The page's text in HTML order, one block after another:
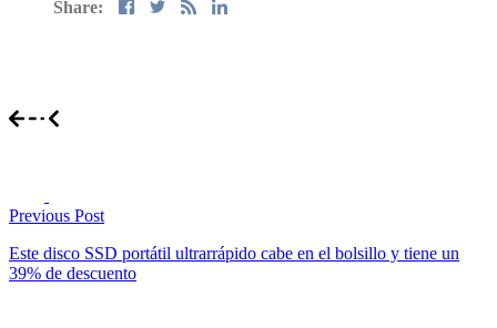
Share:
Previous Post
Este disco SSD portátil ultrarrápido cabe en el bolsillo y tiene un
39% de descuento